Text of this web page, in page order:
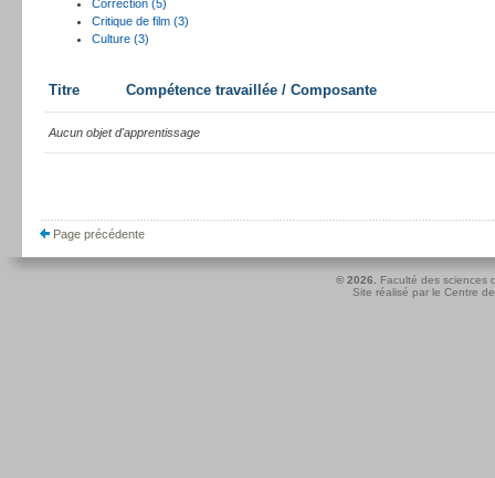
Correction (5)
Critique de film (3)
Culture (3)
Titre Compétence travaillée / Composante
Aucun objet d'apprentissage
Page précédente
© 2026.
Faculté des sciences
Site réalisé par le Centre